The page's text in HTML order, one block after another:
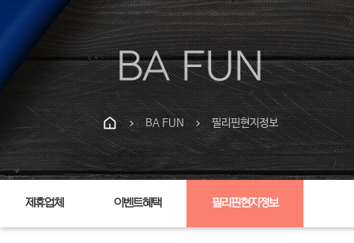
BA FUN
chevron_right BA FUN chevron_right 필리핀현지정보
제휴업체 이벤트혜택 필리핀현지정보